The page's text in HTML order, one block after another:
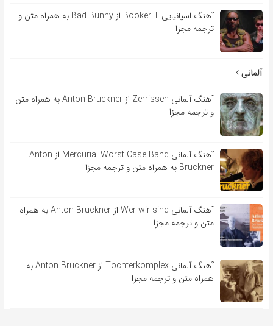
آهنگ اسپانیایی Booker T از Bad Bunny به همراه متن و
ترجمه مجزا
آلمانی
آهنگ آلمانی Zerrissen از Anton Bruckner به همراه متن
و ترجمه مجزا
آهنگ آلمانی Mercurial Worst Case Band از Anton
Bruckner به همراه متن و ترجمه مجزا
آهنگ آلمانی Wer wir sind از Anton Bruckner به همراه
متن و ترجمه مجزا
آهنگ آلمانی Tochterkomplex از Anton Bruckner به
همراه متن و ترجمه مجزا